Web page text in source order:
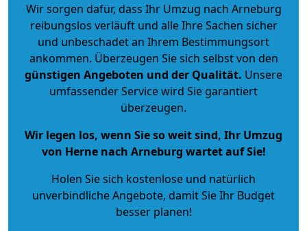
Wir sorgen dafür, dass Ihr Umzug nach Arneburg
reibungslos verläuft und alle Ihre Sachen sicher
und unbeschadet an Ihrem Bestimmungsort
ankommen. Überzeugen Sie sich selbst von den
günstigen Angeboten und der Qualität. Unsere
umfassender Service wird Sie garantiert
überzeugen.
Wir legen los, wenn Sie so weit sind, Ihr Umzug
von Herne nach Arneburg wartet auf Sie!
Holen Sie sich kostenlose und natürlich
unverbindliche Angebote, damit Sie Ihr Budget
besser planen!